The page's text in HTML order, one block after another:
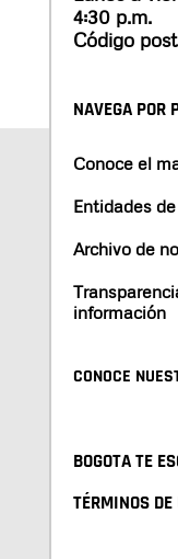
4:30 p.m.
Código
NAVEGA POR
Conoce el
Entidades
Archivo de
información
CONOCE
BOGOTA TE
TÉRMINOS DE